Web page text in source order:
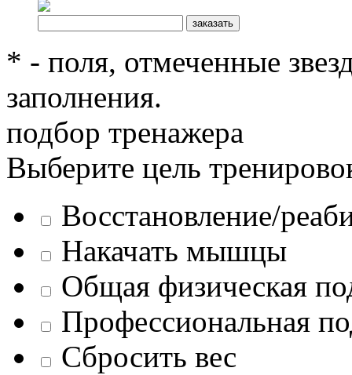
* - поля, отмеченные
заполнения.
подбор тренажера
Выберите цель
Восстановление/
Накачать мышцы
Общая физическая
Профессиональная
Сбросить вес